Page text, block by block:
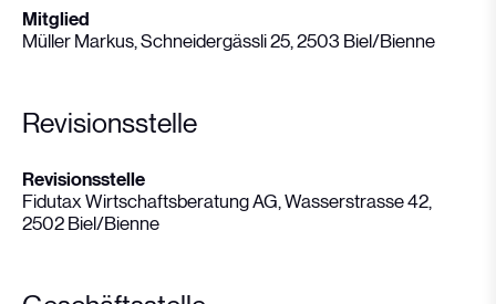
Mitglied
Müller Markus, Schneidergässli 25, 2503 Biel/Bienne
Revisionsstelle
Revisionsstelle
Fidutax Wirtschaftsberatung AG, Wasserstrasse 42,
2502 Biel/Bienne